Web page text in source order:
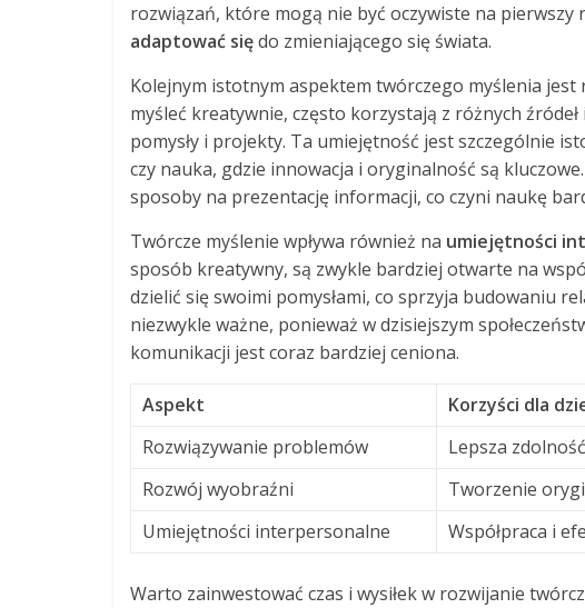
rozwiązań, które mogą nie być oczywiste na pierwszy
adaptować siędo zmieniającego się świata.
Kolejnym istotnym aspektem twórczego myślenia
myśleć kreatywnie, często korzystają z różnych
pomysły i projekty. Ta umiejętność jest szczególnie
czy nauka, gdzie innowacja i oryginalność są
sposoby na prezentację informacji, co czyni naukę
Twórcze myślenie wpływa również na umiejętności
sposób kreatywny, są zwykle bardziej otwarte na
dzielić się swoimi pomysłami, co sprzyja budowaniu
niezwykle ważne, ponieważ w dzisiejszym
komunikacji jest coraz bardziej ceniona.
Aspekt
Korzyści dla
Rozwiązywanie problemów
Lepsza
Rozwój wyobraźni
Tworzenie
Umiejętności interpersonalne
Współpraca i
Warto zainwestować czas i wysiłek w rozwijanie